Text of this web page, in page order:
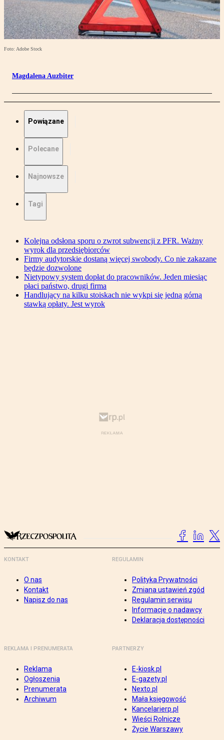
Foto: Adobe Stock
Magdalena Auzbiter
Powiązane
Polecane
Najnowsze
Tagi
Kolejna odsłona sporu o zwrot subwencji z PFR. Ważny
wyrok dla przedsiębiorców
Firmy audytorskie dostaną więcej swobody. Co nie zakazane
będzie dozwolone
Nietypowy system dopłat do pracowników. Jeden miesiąc
płaci państwo, drugi firma
Handlujący na kilku stoiskach nie wykpi się jedną górną
stawką opłaty. Jest wyrok
KONTAKT
O nas
Kontakt
Napisz do nas
REGULAMIN
Polityka Prywatności
Zmiana ustawień zgód
Regulamin serwisu
Informacje o nadawcy
Deklaracja dostępności
REKLAMA I PRENUMERATA
Reklama
Ogłoszenia
Prenumerata
Archiwum
PARTNERZY
E-kiosk.pl
E-gazety.pl
Nexto.pl
Mała księgowość
Kancelarierp.pl
Wieści Rolnicze
Życie Warszawy